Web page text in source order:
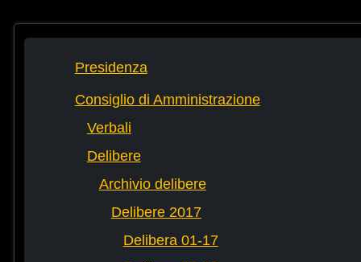
Presidenza
Consiglio di Amministrazione
Verbali
Delibere
Archivio delibere
Delibere 2017
Delibera 01-17